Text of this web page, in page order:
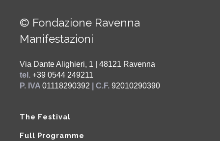
© Fondazione Ravenna
Manifestazioni
Via Dante Alighieri, 1 | 48121 Ravenna
tel. +39 0544 249211
P. IVA 01118290392 | C.F. 92010290390
The Festival
Full Programme